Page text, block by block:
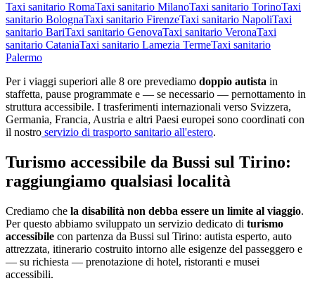
Taxi sanitario RomaTaxi sanitario MilanoTaxi sanitario TorinoTaxi
sanitario BolognaTaxi sanitario FirenzeTaxi sanitario NapoliTaxi
sanitario BariTaxi sanitario GenovaTaxi sanitario VeronaTaxi
sanitario CataniaTaxi sanitario Lamezia TermeTaxi sanitario
Palermo
Per i viaggi superiori alle 8 ore prevediamo doppio autista in
staffetta, pause programmate e — se necessario — pernottamento in
struttura accessibile. I trasferimenti internazionali verso Svizzera,
Germania, Francia, Austria e altri Paesi europei sono coordinati con
il nostro servizio di trasporto sanitario all'estero.
Turismo accessibile da Bussi sul Tirino:
raggiungiamo qualsiasi località
Crediamo che la disabilità non debba essere un limite al viaggio.
Per questo abbiamo sviluppato un servizio dedicato di turismo
accessibile con partenza da Bussi sul Tirino: autista esperto, auto
attrezzata, itinerario costruito intorno alle esigenze del passeggero e
— su richiesta — prenotazione di hotel, ristoranti e musei
accessibili.